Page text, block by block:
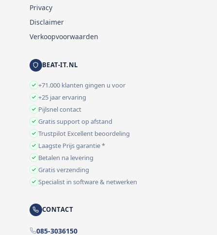
Privacy
Disclaimer
Verkoopvoorwaarden
BEAT-IT.NL
+71.000 klanten gingen u voor
+25 jaar ervaring
Pijlsnel contact
Gratis support op afstand
Trustpilot Excellent beoordeling
Laagste Prijs garantie *
Betalen na levering
Gratis verzending
Specialist in software & netwerken
CONTACT
085-3036150